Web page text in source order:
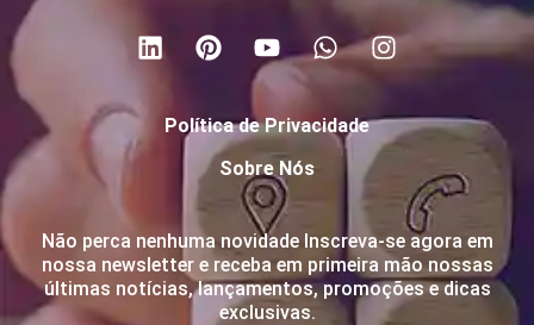
Política de Privacidade
Sobre Nós
Não perca nenhuma novidade Inscreva-se agora em
nossa newsletter e receba em primeira mão nossas
últimas notícias, lançamentos, promoções e dicas
exclusivas.